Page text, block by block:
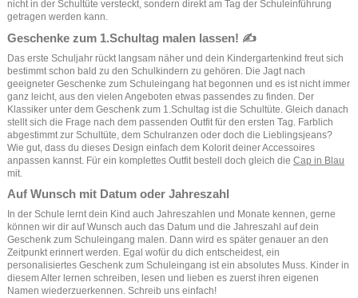
nicht in der Schultüte versteckt, sondern direkt am Tag der Schuleinführung
getragen werden kann.
Geschenke zum 1.Schultag malen lassen! ✍️
Das erste Schuljahr rückt langsam näher und dein Kindergartenkind freut sich
bestimmt schon bald zu den Schulkindern zu gehören. Die Jagt nach
geeigneter Geschenke zum Schuleingang hat begonnen und es ist nicht immer
ganz leicht, aus den vielen Angeboten etwas passendes zu finden. Der
Klassiker unter dem Geschenk zum 1.Schultag ist die Schultüte. Gleich danach
stellt sich die Frage nach dem passenden Outfit für den ersten Tag. Farblich
abgestimmt zur Schultüte, dem Schulranzen oder doch die Lieblingsjeans?
Wie gut, dass du dieses Design einfach dem Kolorit deiner Accessoires
anpassen kannst. Für ein komplettes Outfit bestell doch gleich die Cap in Blau
mit.
Auf Wunsch mit Datum oder Jahreszahl
In der Schule lernt dein Kind auch Jahreszahlen und Monate kennen, gerne
können wir dir auf Wunsch auch das Datum und die Jahreszahl auf dein
Geschenk zum Schuleingang malen. Dann wird es später genauer an den
Zeitpunkt erinnert werden. Egal wofür du dich entscheidest, ein
personalisiertes Geschenk zum Schuleingang ist ein absolutes Muss. Kinder in
diesem Alter lernen schreiben, lesen und lieben es zuerst ihren eigenen
Namen wiederzuerkennen. Schreib uns einfach!